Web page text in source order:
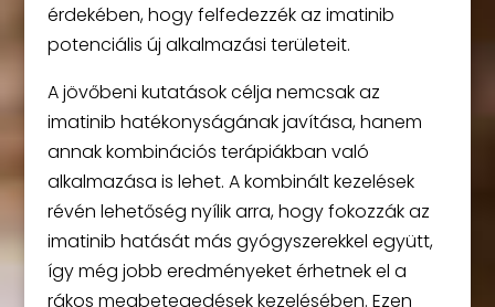
érdekében, hogy felfedezzék az imatinib
potenciális új alkalmazási területeit.
A jövőbeni kutatások célja nemcsak az
imatinib hatékonyságának javítása, hanem
annak kombinációs terápiákban való
alkalmazása is lehet. A kombinált kezelések
révén lehetőség nyílik arra, hogy fokozzák az
imatinib hatását más gyógyszerekkel együtt,
így még jobb eredményeket érhetnek el a
rákos megbetegedések kezelésében. Ezen